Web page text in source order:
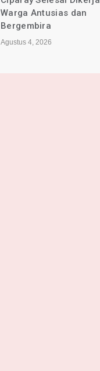
Lancar dan Sesuai Spek
Agustus 4, 2026